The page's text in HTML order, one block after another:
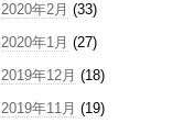
2020年2月 (33)
2020年1月 (27)
2019年12月 (18)
2019年11月 (19)